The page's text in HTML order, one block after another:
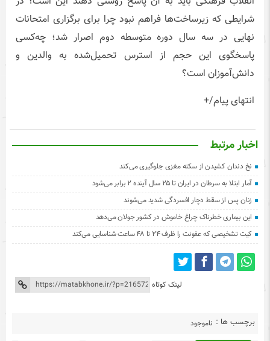
شرایطی که زیرساخت‌ها فراهم نبود چرا برای برگزاری امتحانات
نهایی در سه سال دوره متوسطه دوم اصرار شد؛ چه‌کسی
پاسخگوی این حجم از استرس تحمیل‌شده به والدین و
دانش‌آموزان است؟
انتهای پیام/+
اخبار مرتبط
نخ دندان کشیدن از سکته مغزی جلوگیری می‌کند
آمار ابتلا به سرطان در ایران تا ۲۵ سال آینده ۲ برابر می‌شود
زنان پس از سقط دچار افسردگی شدید می‌شوند
این بیماری خطرناک چراغ خاموش در کشور جولان می‌دهد
کیت تشخیصی که عفونت را ظرف ۲۴ تا ۴۸ ساعت شناسایی می‌کند
لینک کوتاه
برچسب ها : ناموجود